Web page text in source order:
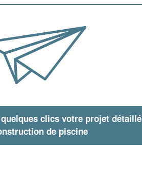
clics votre projet détaillé
de piscine